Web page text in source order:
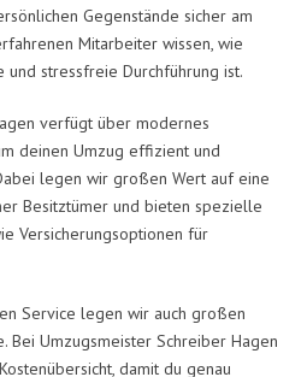
Gegenstände sicher am
Mitarbeiter wissen, wie
stressfreie Durchführung ist.
verfügt über modernes
deinen Umzug effizient und
legen wir großen Wert auf eine
Besitztümer und bieten spezielle
Versicherungsoptionen für
Service legen wir auch großen
Bei Umzugsmeister Schreiber Hagen
damit du genau